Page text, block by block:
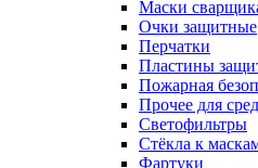
Маски
Очки защитные
Перчатки
Пластины
Пожарная
Прочее для
Светофильтры
Стёкла к
Фартуки